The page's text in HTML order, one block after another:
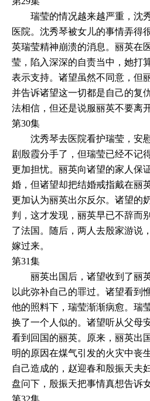
瑞莹的情况越来越严重，沈
医院。沈秀琴被女儿的事情弄得
英瑞莹精神崩溃的消息。丽英在
莹，陷入深深的自责当中，她打
表示支持。诸望虽然不同意，但
并告诉诸望这一切都是自己的复
法相信，但还是说服丽英不要离开
第30集
沈秀琴去医院看护瑞莹，安慰
剧殷霞分手了，但瑞莹已经不记
更加担忧。丽英向诸望的家人保
婚，但诸望却把结婚戒指戴在丽
更加认为丽英出尔反尔。诸望的
判，这才发现，丽英早已不辞而
了法国。随后，两人去殷家游说
嫁过来。
第31集
丽英出国后，诸望收到了丽英
以此弥补自己的罪过。诸望看到
他的照料下，瑞莹渐渐病愈。瑞
换了一个人似的。诸望听从父母
看到回国的丽英。原来，丽英出
明的原因在煤气引发的火灾中丧
自己造成的，赵迎春和殷振天夫
盘问下，殷振天把事情真想告诉女
第32集